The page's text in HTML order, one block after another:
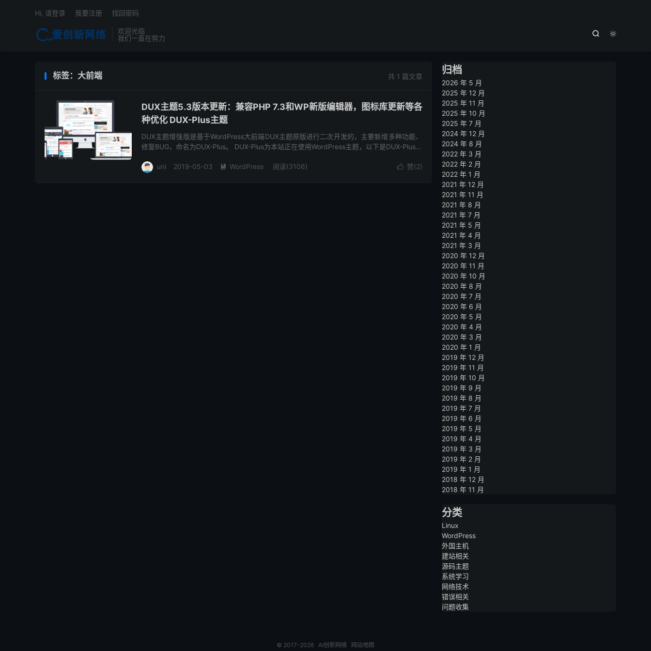
欢迎光临
我们一直在努力


Hi, 请登录 我要注册 找回密码
共 1 篇文章
标签：大前端
DUX主题5.3版本更新：兼容PHP 7.3和WP新版编辑器，图标库更新等各
种优化 DUX-Plus主题
DUX主题增强版是基于WordPress大前端DUX主题原版进行二次开发的，主要新增多种功能、
修复BUG，命名为DUX-Plus。 DUX-Plus为本站正在使用WordPress主题，以下是DUX-Plus主
 赞(2)
uni 2019-05-03  WordPress 阅读(3106)
归档
2026 年 5 月
2025 年 12 月
2025 年 11 月
2025 年 10 月
2025 年 7 月
2024 年 12 月
2024 年 8 月
2022 年 3 月
2022 年 2 月
2022 年 1 月
2021 年 12 月
2021 年 11 月
2021 年 8 月
2021 年 7 月
2021 年 5 月
2021 年 4 月
2021 年 3 月
2020 年 12 月
2020 年 11 月
2020 年 10 月
2020 年 8 月
2020 年 7 月
2020 年 6 月
2020 年 5 月
2020 年 4 月
2020 年 3 月
2020 年 1 月
2019 年 12 月
2019 年 11 月
2019 年 10 月
2019 年 9 月
2019 年 8 月
2019 年 7 月
2019 年 6 月
2019 年 5 月
2019 年 4 月
2019 年 3 月
2019 年 2 月
2019 年 1 月
2018 年 12 月
2018 年 11 月
分类
Linux
WordPress
外国主机
建站相关
源码主题
系统学习
网络技术
错误相关
问题收集
© 2017-2026 AI创新网络 网站地图